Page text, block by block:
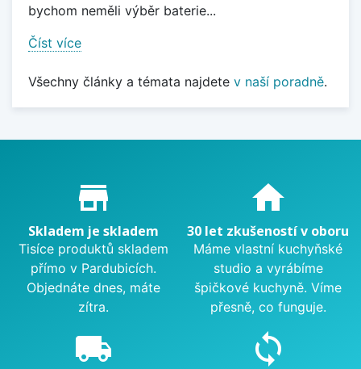
bychom neměli výběr baterie...
Číst více
Všechny články a témata najdete v naší poradně.
Proč nakupovat u nás?
store_mall_directory
Skladem je skladem
Tisíce produktů skladem
přímo v Pardubicích.
Objednáte dnes, máte
zítra.
home
30 let zkušeností v oboru
Máme vlastní kuchyňské
studio a vyrábíme
špičkové kuchyně. Víme
přesně, co funguje.
local_shipping sync